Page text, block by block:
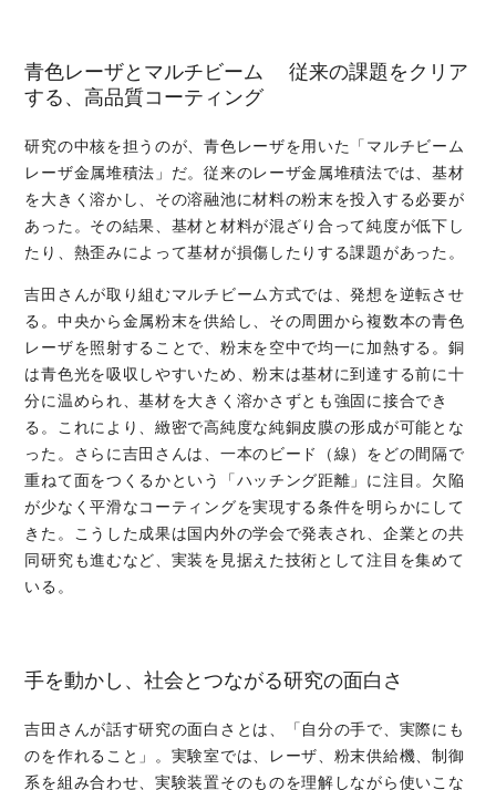
青色レーザとマルチビーム 従来の課題をクリア
する、高品質コーティング
研究の中核を担うのが、青色レーザを用いた「マルチビーム
レーザ金属堆積法」だ。従来のレーザ金属堆積法では、基材
を大きく溶かし、その溶融池に材料の粉末を投入する必要が
あった。その結果、基材と材料が混ざり合って純度が低下し
たり、熱歪みによって基材が損傷したりする課題があった。
吉田さんが取り組むマルチビーム方式では、発想を逆転させ
る。中央から金属粉末を供給し、その周囲から複数本の青色
レーザを照射することで、粉末を空中で均一に加熱する。銅
は青色光を吸収しやすいため、粉末は基材に到達する前に十
分に温められ、基材を大きく溶かさずとも強固に接合でき
る。これにより、緻密で高純度な純銅皮膜の形成が可能とな
った。さらに吉田さんは、一本のビード（線）をどの間隔で
重ねて面をつくるかという「ハッチング距離」に注目。欠陥
が少なく平滑なコーティングを実現する条件を明らかにして
きた。こうした成果は国内外の学会で発表され、企業との共
同研究も進むなど、実装を見据えた技術として注目を集めて
いる。
手を動かし、社会とつながる研究の面白さ
吉田さんが話す研究の面白さとは、「自分の手で、実際にも
のを作れること」。実験室では、レーザ、粉末供給機、制御
系を組み合わせ、実験装置そのものを理解しながら使いこな